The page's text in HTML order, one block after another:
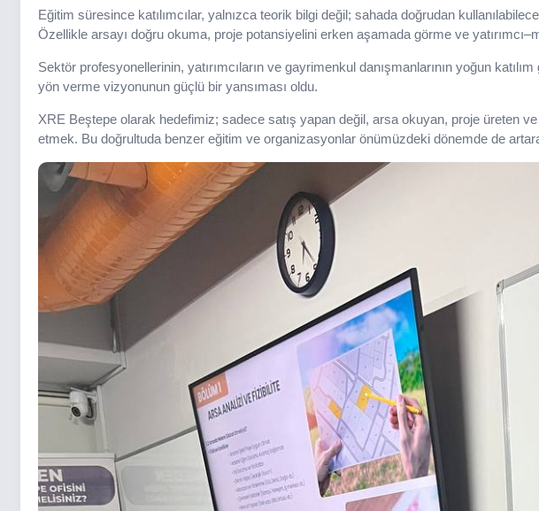
Eğitim süresince katılımcılar, yalnızca teorik bilgi değil; sahada doğrudan
Özellikle arsayı doğru okuma, proje potansiyelini erken aşamada görme ve
Sektör profesyonellerinin, yatırımcıların ve gayrimenkul danışmanlarının yoğun
yön verme vizyonunun güçlü bir yansıması oldu.
XRE Beştepe olarak hedefimiz; sadece satış yapan değil, arsa okuyan, proje üreten
etmek. Bu doğrultuda benzer eğitim ve organizasyonlar önümüzdeki dönemde de